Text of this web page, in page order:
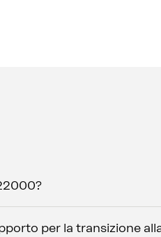
per la transizione